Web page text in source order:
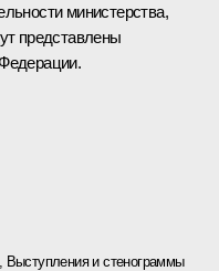
министерства,
представлены
Выступления и стенограммы